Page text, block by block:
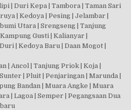
| Duri Kepa | Tambora | Taman Sari
| Kedoya | Pesing | Jelambar |
Utara | Srengseng | Tanjung
Gusti | Kalianyar |
| Kedoya Baru | Daan Mogot |
| Ancol | Tanjung Priok | Koja |
| Pluit | Penjaringan | Marunda |
Bandan | Muara Angke | Muara
| Lagoa | Semper | Pegangsaan Dua